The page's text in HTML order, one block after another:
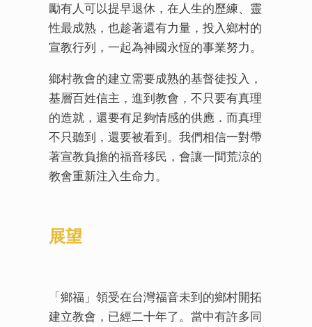
勵有人可以提早退休，在人生的歷練、靈
性最成熟，也趁著還有力量，投入鄉村的
宣教行列，一起為神國永恆的事業努力。
鄉村教會的建立需要成熟的基督徒投入，
基層百姓信主，進到教會，不只要有真理
的造就，還要有足夠情感的供應．而真理
不只聽到，還要被看到。我們相信一對帶
著宣教負擔的福音移民，會讓一間荒涼的
教會重新注入生命力。
展望
「鄉福」領受在台灣福音未到的鄉村開拓
建立教會，已經二十年了。當中有許多同